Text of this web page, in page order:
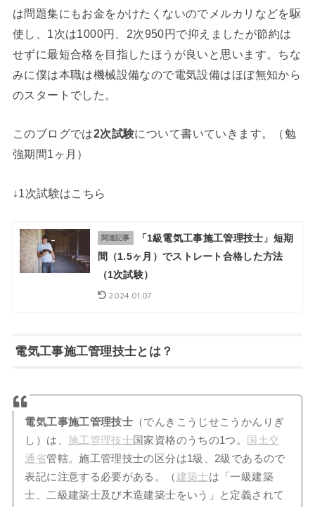
は問題集にもお金をかけたくないのでメルカリなどを駆
使し、1次は1000円、2次950円で抑えましたが節約は
せずに最短合格を目指したほうが良いと思います。ちな
みに僕は本職は機械設備なので電気設備はほぼ無知から
のスタートでした。
このブログでは2次試験について書いていきます。（勉
強期間1ヶ月）
↓1次試験はこちら
関連記事
「1級電気工事施工管理技士」短期
間（1.5ヶ月）でストレート合格した方法
（1次試験）
2024.01.07
電気工事施工管理技士とは？
電気工事施工管理技士 （でんきこうじせこうかんりぎ
し）は、 施工管理技士 国家資格のうちの1つ。
国土交
通省管轄。施工管理技士の区分は1級、2級であるので
表記に注意する必要がある。（ 建築士は「一級建築
士、二級建築士及び木造建築士をいう」と定義されて